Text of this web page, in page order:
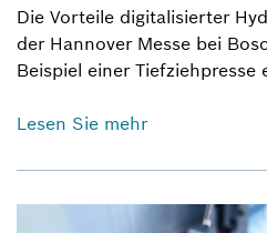
Die Vorteile digitalisierter
der Hannover Messe bei
Beispiel einer Tiefziehpresse
Lesen Sie mehr